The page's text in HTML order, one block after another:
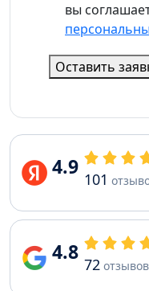
вы
Оставить
4.9 101
4.8 72 отзывов